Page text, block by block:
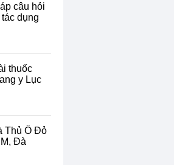
câu hỏi
dụng
thuốc
y Lục
Thủ Ô Đỏ
Đà